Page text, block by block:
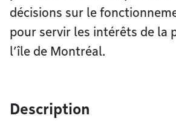
décisions sur le
pour servir les intérêts de la
l’île de Montréal.
Description